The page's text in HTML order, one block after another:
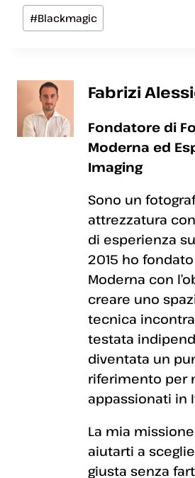
Tag
articolo:
#Blackmagic
Fabrizi
Fondatore di
Moderna ed
Imaging
Sono un
attrezzatura
di esperienza
2015 ho
Moderna con
creare uno
tecnica
testata
diventata un
riferimento per
appassionati in
La mia
aiutarti a
giusta senza